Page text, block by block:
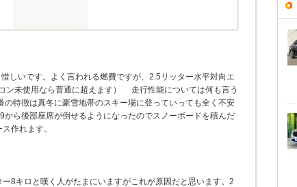
しいです。よく言われる燃費ですが、2.5リッター水平対向エ
ン未使用なら普通に超えます） 走行性能については何も言う
特徴は真冬に豪雪地帯のスキー場に登っていっても全く不安
ら後部座席が倒せるようになったのでスノーボードを積んだ
作れます。
8キロと嘆く人がたまにいますがこれが原因だと思います。2